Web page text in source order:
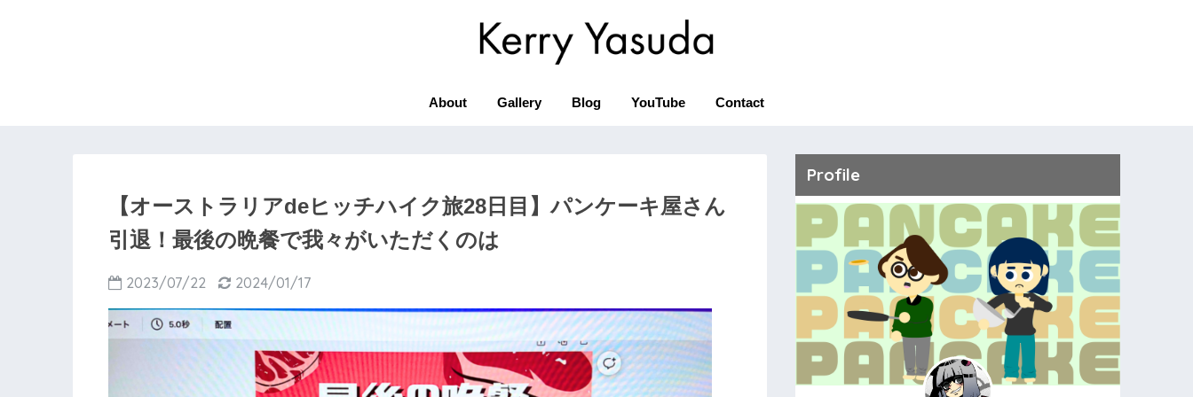
About Gallery Blog YouTube Contact
【オーストラリアdeヒッチハイク旅28日目】パンケーキ屋さん
引退！最後の晩餐で我々がいただくのは
2023/07/22 2024/01/17
Profile